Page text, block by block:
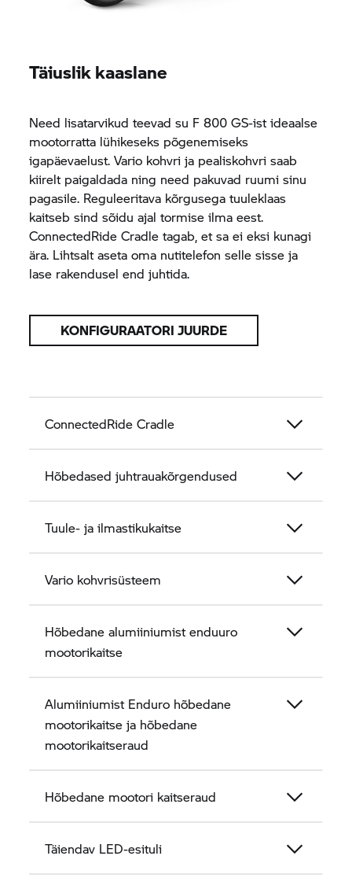
Täiuslik kaaslane
Need lisatarvikud teevad su F 800 GS-ist ideaalse
mootorratta lühikeseks põgenemiseks
igapäevaelust. Vario kohvri ja pealiskohvri saab
kiirelt paigaldada ning need pakuvad ruumi sinu
pagasile. Reguleeritava kõrgusega tuuleklaas
kaitseb sind sõidu ajal tormise ilma eest.
ConnectedRide Cradle tagab, et sa ei eksi kunagi
ära. Lihtsalt aseta oma nutitelefon selle sisse ja
lase rakendusel end juhtida.
KONFIGURAATORI JUURDE
ConnectedRide Cradle
Hõbedased juhtrauakõrgendused
Tuule- ja ilmastikukaitse
Vario kohvrisüsteem
Hõbedane alumiiniumist enduuro
mootorikaitse
Alumiiniumist Enduro hõbedane
mootorikaitse ja hõbedane
mootorikaitseraud
Hõbedane mootori kaitseraud
Täiendav LED-esituli